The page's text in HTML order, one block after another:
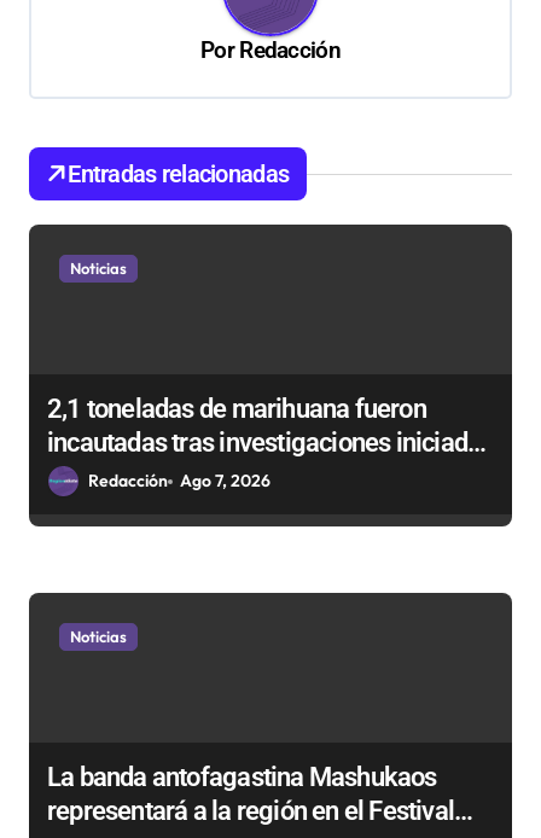
d
e
e
s
PorRedacción
Entradas relacionadas
Noticias
2,1 toneladas de marihuana fueron
incautadas tras investigaciones iniciadas
en Antofagasta
Redacción Ago 7, 2026
Noticias
La banda antofagastina Mashukaos
representará a la región en el Festival